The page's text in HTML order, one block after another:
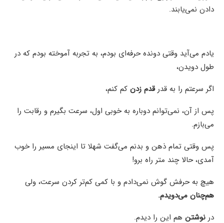
دادن نمی‌یابند.
یادم می‌آید وقتی دونده حرفه‌ای بودم، به تجربه آموخته بودم که در
طول دویدن،
اگر سرعتم را به قدرقدم زدن کم کنم،
پس از آن، نمی‌توانم دوباره به خوبی اول، سرعت بگیرم و رقابت را
می‌بازم.
پس وقتی تمام ذهن و بدنم می‌گفت شهلا تا اینجای مسیر را خوب
آمدی،‌ حالا چند متر راه برو!
هیچ به حرفش گوش نمی‌دادم و با کمی کم‌تر کردن سرعت، ولی
هم‌چنان می‌دویدم.
در نوشتن هم این را دیدم.